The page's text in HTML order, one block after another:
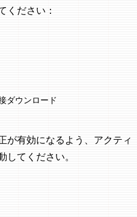
ください：
ダウンロード
が有効になるよう、アクティ
してください。